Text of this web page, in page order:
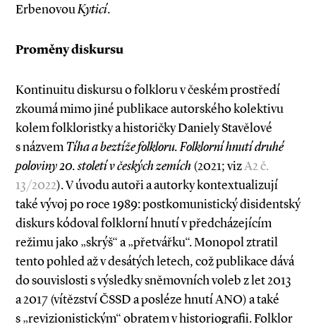
ErbenovouKyticí.
Proměny diskursu
Kontinuitu diskursu o folkloru v českém prostředí
zkoumá mimo jiné publikace autorského kolektivu
kolem folkloristky a historičky Danie­ly Stavělové
s názvemTíha a beztíže folkloru. Folklorní hnutí druhé
poloviny 20. století v českých zemích(2021; vizA2 č.
13/2022). V úvodu autoři a autorky kontextualizují
také vývoj po roce 1989: postkomunistický disidentský
diskurs kódoval folklorní hnutí v předcházejícím
režimu jako „skrýš“ a „přetvářku“. Monopol ztratil
tento pohled až v desátých letech, což publikace dává
do souvislosti s výsledky sněmovních voleb z let 2013
a 2017 (vítězství ČSSD a posléze hnutí ANO) a také
s „revizionistickým“ obratem v historiografii. Folklor